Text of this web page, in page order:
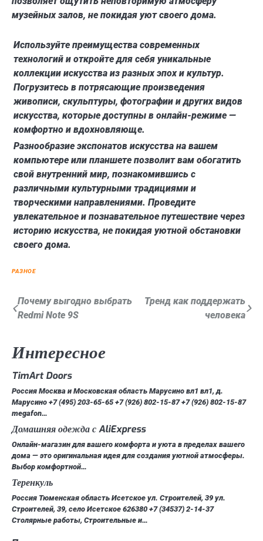
музейных залов, не покидая уют своего дома.
Используйте преимущества современных
технологий и откройте для себя уникальные
коллекции искусства из разных эпох и культур.
Погрузитесь в потрясающие произведения
живописи, скульптуры, фотографии и других видов
искусства, которые доступны в онлайн-режиме —
комфортно и вдохновляюще.
Разнообразие экспонатов искусства на вашем
компьютере или планшете позволит вам обогатить
свой внутренний мир, познакомившись с
различными культурными традициями и
творческими направлениями. Проведите
увлекательное и познавательное путешествие через
историю искусства, не покидая уютной обстановки
своего дома.
РАЗНОЕ
Навигация
записям
Почему выгодно выбрать
Redmi Note 9S
Тренд как поддержать
человека
Интересное
TimArt Doors
Россия Москва и Московская область Марусино вл1 вл1, д.
Марусино +7 (495) 203-65-65 +7 (926) 802-15-87 +7 (926) 802-15-87
megafon…
Домашняя одежда с AliExpress
Онлайн-магазин для вашего комфорта и уюта в пределах вашего
дома — это оригинальная идея для создания уютной атмосферы.
Выбор комфортной…
Теренкуль
Россия Тюменская область Исетское ул. Строителей, 39 ул.
Строителей, 39, село Исетское 626380 +7 (34537) 2-14-37
Столярные работы, Строительные и…